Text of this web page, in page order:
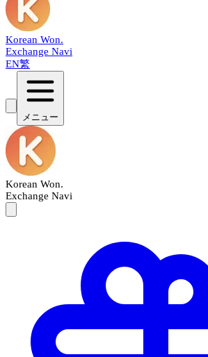
Korean Won.
Exchange Navi
EN繁
メニュー
Korean Won.
Exchange Navi